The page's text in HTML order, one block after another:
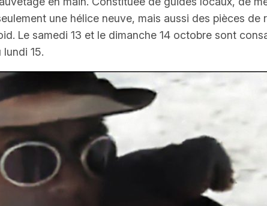
une hélice neuve, mais aussi des pièces
Le samedi 13 et le dimanche 14 octobre sont
15.